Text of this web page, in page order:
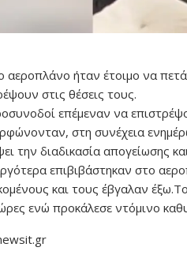
αεροπλάνο ήταν έτοιμο να
στις θέσεις τους.
επέμεναν να
στη συνέχεια
την διαδικασία απογείωσης
επιβιβάστηκαν στο
και τους έβγαλαν
ενώ προκάλεσε ντόμινο